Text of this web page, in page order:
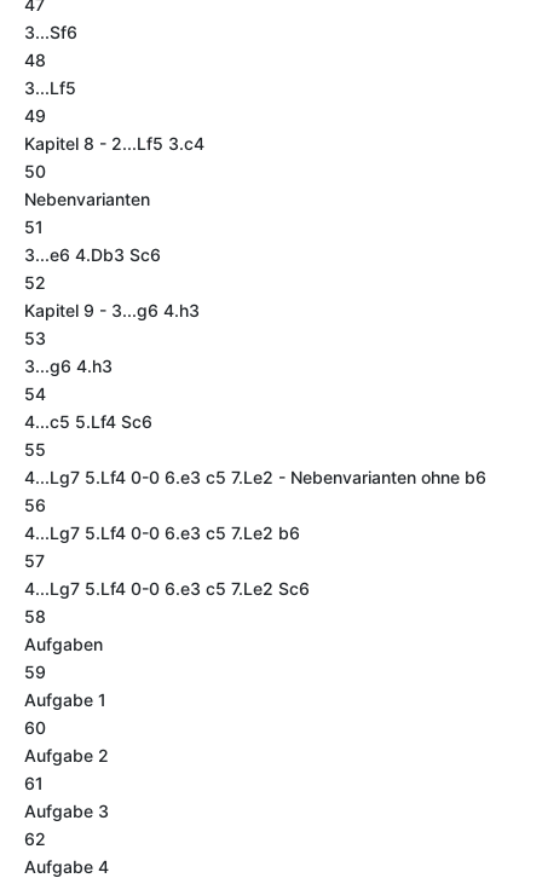
47
3...Sf6
48
3...Lf5
49
Kapitel 8 - 2...Lf5 3.c4
50
Nebenvarianten
51
3...e6 4.Db3 Sc6
52
Kapitel 9 - 3...g6 4.h3
53
3...g6 4.h3
54
4...c5 5.Lf4 Sc6
55
4...Lg7 5.Lf4 0-0 6.e3 c5 7.Le2 - Nebenvarianten ohne b6
56
4...Lg7 5.Lf4 0-0 6.e3 c5 7.Le2 b6
57
4...Lg7 5.Lf4 0-0 6.e3 c5 7.Le2 Sc6
58
Aufgaben
59
Aufgabe 1
60
Aufgabe 2
61
Aufgabe 3
62
Aufgabe 4